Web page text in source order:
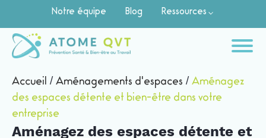
Notre équipe Blog Ressources
Accueil / Aménagements d'espaces / Aménagez
des espaces détente et bien-être dans votre
entreprise
Aménagez des espaces détente et